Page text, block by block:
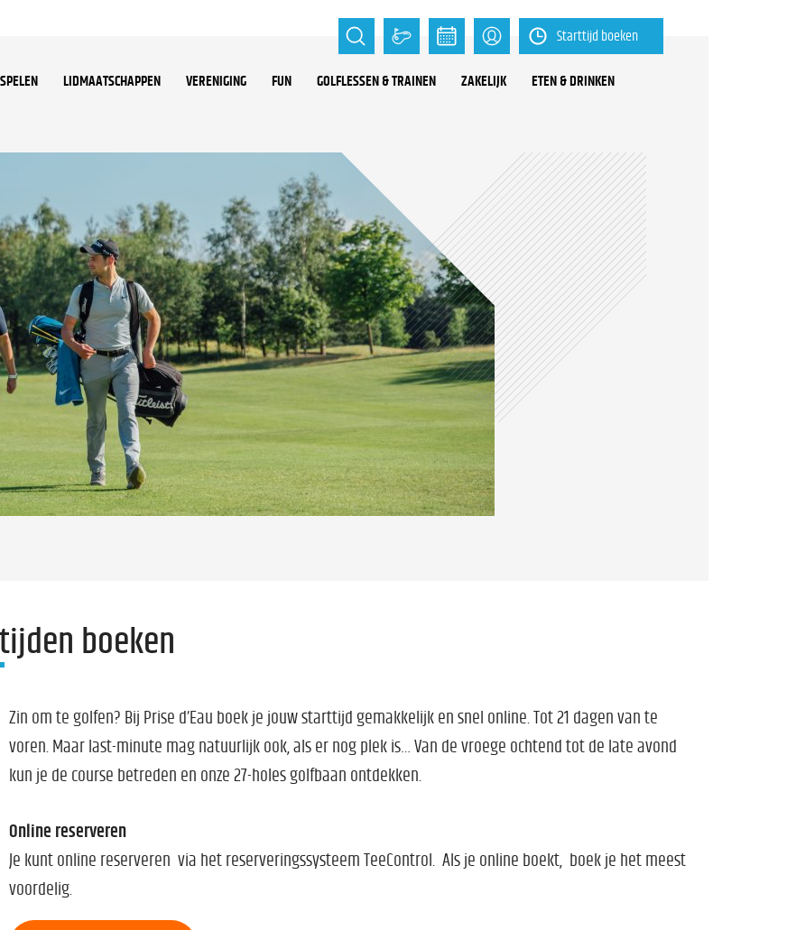
Starttijd boeken
SPELEN LIDMAATSCHAPPEN VERENIGING FUN GOLFLESSEN & TRAINEN ZAKELIJK ETEN & DRINKEN
boeken
Zin om te golfen? Bij Prise d’Eau boek je jouw starttijd gemakkelijk en snel online. Tot 21 dagen van te
voren. Maar last-minute mag natuurlijk ook, als er nog plek is… Van de vroege ochtend tot de late avond
kun je de course betreden en onze 27-holes golfbaan ontdekken.
Online reserveren
Je kunt online reserveren via het reserveringssysteem TeeControl. Als je online boekt, boek je het meest
voordelig.